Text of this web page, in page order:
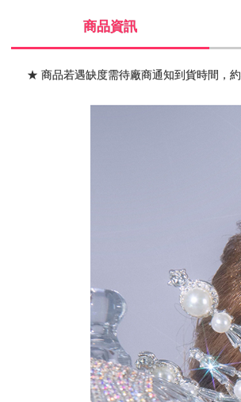
商品資訊
★ 商品若遇缺度需待廠商通知到貨時間，